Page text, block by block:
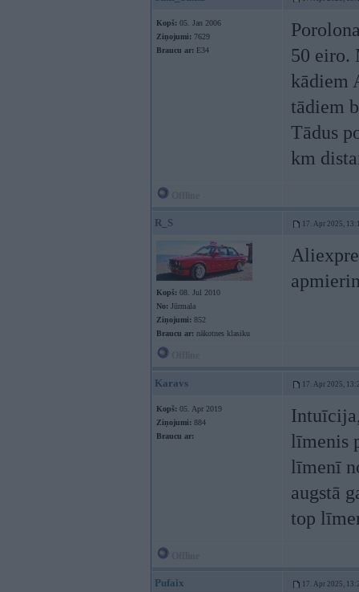
Kopš: 05. Jan 2006
Ziņojumi: 7629
Braucu ar: E34
50 eiro.
kādiem
tādiem
Tādus
km
R_S 17. Apr 2025,
Kopš: 08. Jul 2010
No: Jūrmala
Ziņojumi: 852
Braucu ar: nākotnes klasiku
Karavs 17. Apr 2025,
Kopš: 05. Apr 2019
Ziņojumi: 884
Braucu ar:
līmenis
līmenī
augstā
top
Pufaix 17. Apr 2025,